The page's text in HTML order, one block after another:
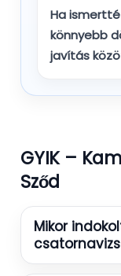
Ha
könnyebb
javítás
GYIK –
Sződ
Mikor